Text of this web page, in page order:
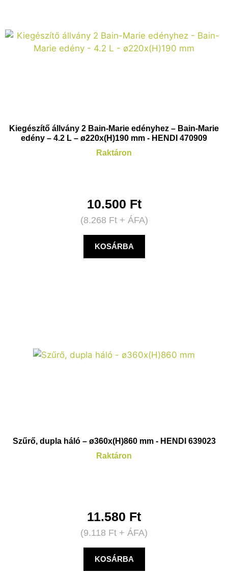
Kiegészítő állvány 2 Bain-Marie edényhez – Bain-Marie
edény – 4.2 L – ø220x(H)190 mm - HENDI 470909
Raktáron
10.500 Ft
(8.268 Ft+ ÁFA)
KOSÁRBA
Szűrő, dupla háló – ø360x(H)860 mm - HENDI 639023
Raktáron
11.580 Ft
(9.118 Ft + ÁFA)
KOSÁRBA